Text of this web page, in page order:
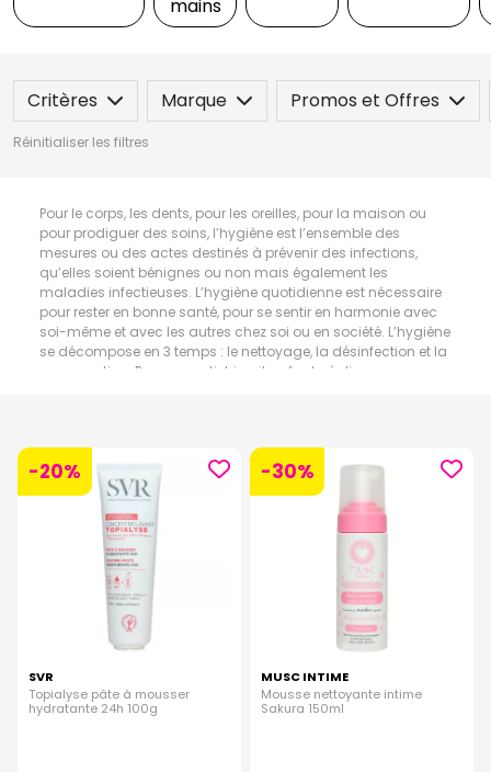
mains
Critères Marque Promos et Offres
Réinitialiser les filtres
Pour le corps, les dents, pour les oreilles, pour la maison ou
pour prodiguer des soins, l’hygiène est l’ensemble des
mesures ou des actes destinés à prévenir des infections,
qu’elles soient bénignes ou non mais également les
maladies infectieuses. L’hygiène quotidienne est nécessaire
pour rester en bonne santé, pour se sentir en harmonie avec
soi-même et avec les autres chez soi ou en société. L’hygiène
se décompose en 3 temps : le nettoyage, la désinfection et la
conservation. Pour se sentir bien, il ne faut négliger aucune
-20%
SVR
Topialyse pâte à mousser
hydratante 24h 100g
-30%
MUSC INTIME
Mousse nettoyante intime
Sakura 150ml